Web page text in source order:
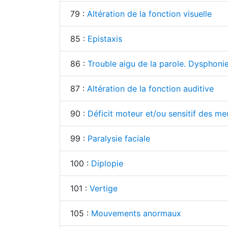
79 : Altération de la fonction visuelle
85 : Epistaxis
86 : Trouble aigu de la parole.
87 : Altération de la fonction auditive
90 : Déficit moteur et/ou sensitif des
99 : Paralysie faciale
100 : Diplopie
101 : Vertige
105 : Mouvements anormaux